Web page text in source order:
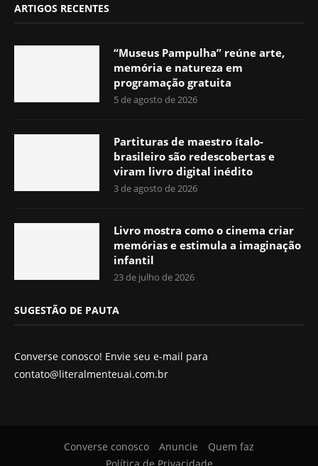
ARTIGOS RECENTES
“Museus Pampulha” reúne arte,
memória e natureza em
programação gratuita
5 de agosto de 2026
Partituras de maestro ítalo-
brasileiro são redescobertas e
viram livro digital inédito
3 de agosto de 2026
Livro mostra como o cinema criar
memórias e estimula a imaginação
infantil
23 de julho de 2026
SUGESTÃO DE PAUTA
Converse conosco! Envie seu e-mail para
contato@literalmenteuai.com.br
Converse conosco Anuncie
Quem faz
Política de Privacidade